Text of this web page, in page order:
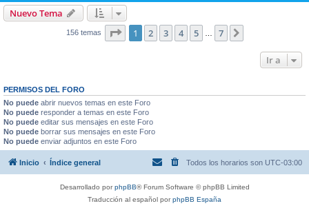
Nuevo Tema
156 temas Página de
1 2 3 4 5 7
Ir a
PERMISOS DEL FORO
No puede abrir nuevos temas en este Foro
No puede responder a temas en este Foro
No puede editar sus mensajes en este Foro
No puede borrar sus mensajes en este Foro
No puede enviar adjuntos en este Foro
Inicio Índice general Todos los horarios son UTC-03:00
Desarrollado porphpBB® Forum Software © phpBB Limited
Traducción al español porphpBB España